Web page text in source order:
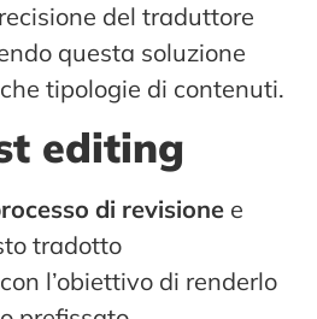
del traduttore
questa soluzione
tipologie di contenuti.
editing
di revisione e
tradotto
l’obiettivo di renderlo